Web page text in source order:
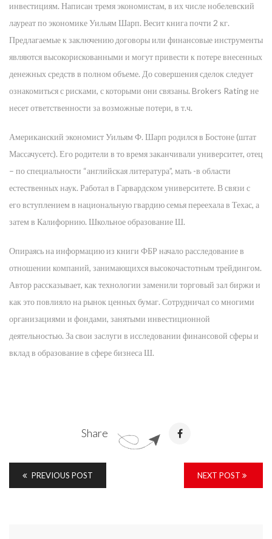
инвестициям. Написан тремя экономистам, в их числе нобелевский
лауреат по экономике Уильям Шарп. Весит книга почти 2 кг.
Предлагаемые к заключению договоры или финансовые инструменты
являются высокорискованными и могут привести к потере внесенных
денежных средств в полном объеме. До совершения сделок следует
ознакомиться с рисками, с которыми они связаны. Brokers Rating не
несет ответственности за возможные потери, в т.ч.
Американский экономист Уильям Ф. Шарп родился в Бостоне (штат
Массачусетс). Его родители в то время заканчивали университет, отец
– по специальности “английская литература”, мать -в области
естественных наук. Работал в Гарвардском университете. В связи с
его вступлением в национальную гвардию семья переехала в Техас, а
затем в Калифорнию. Школьное образование Ш.
Опираясь на информацию из книги ФБР начало расследование в
отношении компаний, занимающихся высокочастотным трейдингом.
Автор рассказывает, как технологии заменили торговый зал биржи и
как это повлияло на рынок ценных бумаг. Сотрудничал со многими
организациями и фондами, занятыми инвестиционной
деятельностью. За свои заслуги в исследовании финансовой сферы и
вклад в образование в сфере бизнеса Ш.
Share
PREVIOUS POST NEXT POST